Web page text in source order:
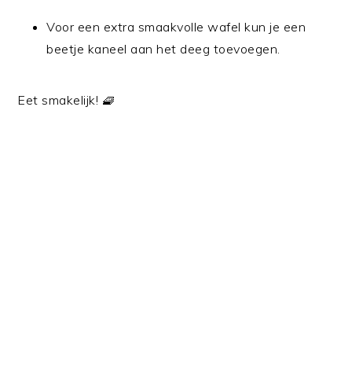
Voor een extra smaakvolle wafel kun je een
beetje kaneel aan het deeg toevoegen.
Eet smakelijk! 🧇